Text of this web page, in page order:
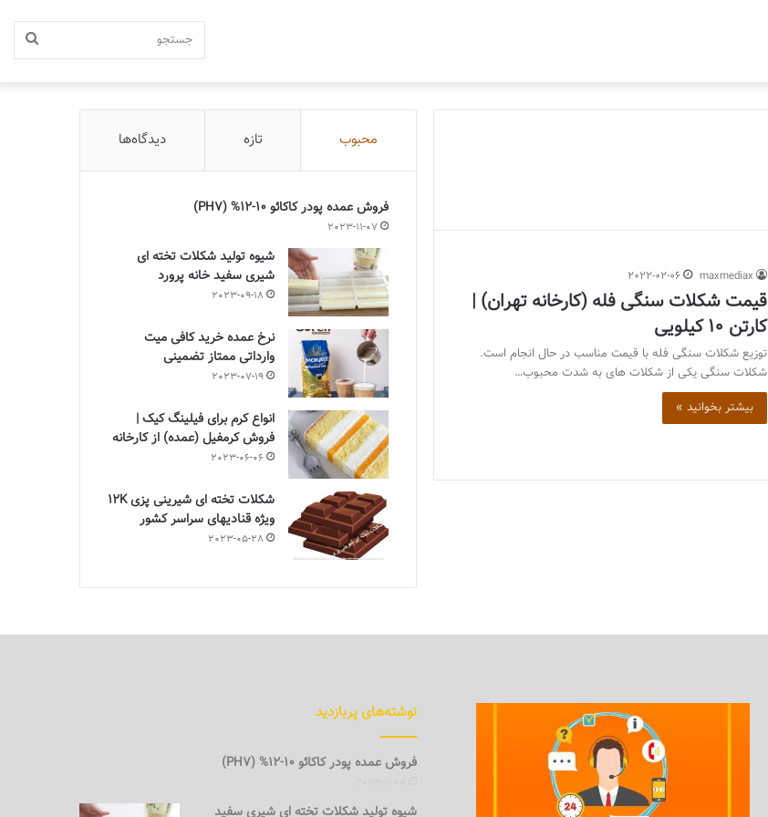
maxmediax
2022-02-06
قیمت شکلات سنگی فله (کارخانه تهران) |
کارتن 10 کیلویی
توزیع شکلات سنگی فله با قیمت مناسب در حال انجام است.
شکلات سنگی یکی از شکلات های به شدت محبوب…
بیشتر بخوانید »
محبوب تازه دیدگاه‌ها
فروش عمده پودر کاکائو 10-12% (PH7)
2023-11-07
شیوه تولید شکلات تخته ای
شیری سفید خانه پرورد
2023-09-18
نرخ عمده خرید کافی میت
وارداتی ممتاز تضمینی
2023-07-19
انواع کرم برای فیلینگ کیک |
فروش کرمفیل (عمده) از کارخانه
2023-06-06
شکلات تخته ای شیرینی پزی 12K
ویژه قنادیهای سراسر کشور
2023-05-28
نوشته‌های پربازدید
فروش عمده پودر کاکائو 10-12% (PH7)
شیوه تولید شکلات تخته ای شیری سفید